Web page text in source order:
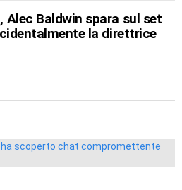
Alec Baldwin spara sul set
la direttrice